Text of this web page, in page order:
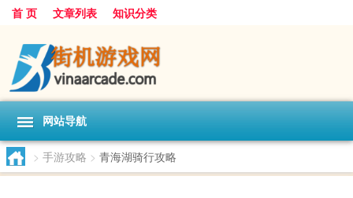
首 页 文章列表 知识分类
网站导航
> 手游攻略 > 青海湖骑行攻略